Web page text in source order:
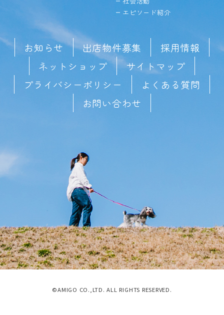
エピソード紹介
お知らせ 出店物件募集
採用情報
ネットショップ
サイトマップ
プライバシーポリシー
よくある質問
お問い合わせ
©AMIGO CO.,LTD. ALL RIGHTS RESERVED.